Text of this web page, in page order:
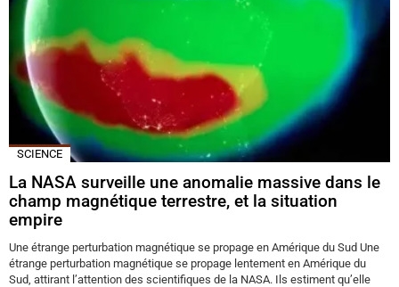
SCIENCE
La NASA surveille une anomalie massive dans le
champ magnétique terrestre, et la situation
empire
Une étrange perturbation magnétique se propage en Amérique du Sud Une
étrange perturbation magnétique se propage lentement en Amérique du
Sud, attirant l’attention des scientifiques de la NASA. Ils estiment qu’elle